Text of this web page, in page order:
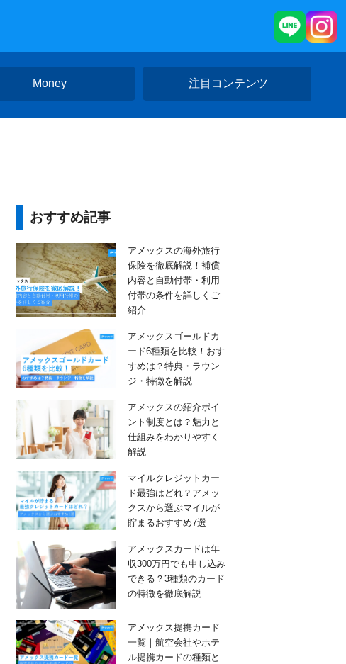
Money 注目コンテンツ
おすすめ記事
アメックスの海外旅行
保険を徹底解説！補償
内容と自動付帯・利用
付帯の条件を詳しくご
紹介
アメックスゴールドカ
ード6種類を比較！おす
すめは？特典・ラウン
ジ・特徴を解説
アメックスの紹介ポイ
ント制度とは？魅力と
仕組みをわかりやすく
解説
マイルクレジットカー
ド最強はどれ？アメッ
クスから選ぶマイルが
貯まるおすすめ7選
アメックスカードは年
収300万円でも申し込み
できる？3種類のカード
の特徴を徹底解説
アメックス提携カード
一覧｜航空会社やホテ
ル提携カードの種類と